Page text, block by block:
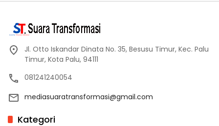
Jl. Otto Iskandar Dinata No. 35, Besusu Timur, Kec. Palu
Timur, Kota Palu, 94111
081241240054
mediasuaratransformasi@gmail.com
Kategori